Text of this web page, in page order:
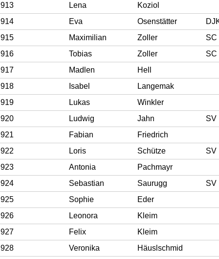
913
Lena
Koziol
914
Eva Osenstätter
915
Maximilian Zoller
SC
916
Tobias Zoller
SC
917
Madlen
Hell
918
Isabel
Langemak
919
Lukas
Winkler
920
Ludwig Jahn
SV
921
Fabian
Friedrich
922
Loris Schütze
SV
923
Antonia
Pachmayr
924
Sebastian Saurugg
SV
925
Sophie
Eder
926
Leonora
Kleim
927
Felix
Kleim
928
Veronika
Häuslschmid